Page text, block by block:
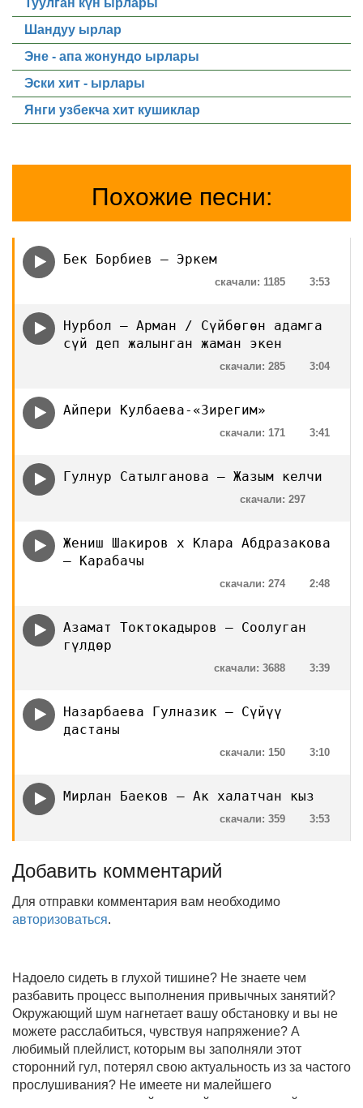
Туулган күн ырлары
Шандуу ырлар
Эне - апа жонундо ырлары
Эски хит - ырлары
Янги узбекча хит кушиклар
Похожие песни:
Бек Борбиев — Эркем
3:53
скачали: 1185
Нурбол — Арман / Сүйбөгөн адамга
сүй деп жалынган жаман экен
3:04
скачали: 285
Айпери Кулбаева-«Зирегим»
3:41
скачали: 171
Гулнур Сатылганова — Жазым келчи
скачали: 297
Жениш Шакиров х Клара Абдразакова
— Карабачы
2:48
скачали: 274
Азамат Токтокадыров — Соолуган
гүлдөр
3:39
скачали: 3688
Назарбаева Гулназик — Сүйүү
дастаны
3:10
скачали: 150
Мирлан Баеков — Ак халатчан кыз
3:53
скачали: 359
Добавить комментарий
Для отправки комментария вам необходимо
авторизоваться.
Надоело сидеть в глухой тишине? Не знаете чем
разбавить процесс выполнения привычных занятий?
Окружающий шум нагнетает вашу обстановку и вы не
можете расслабиться, чувствуя напряжение? А
любимый плейлист, которым вы заполняли этот
сторонний гул, потерял свою актуальность из за частого
прослушивания? Не имеете ни малейшего
представления, где найти новый качественный контент